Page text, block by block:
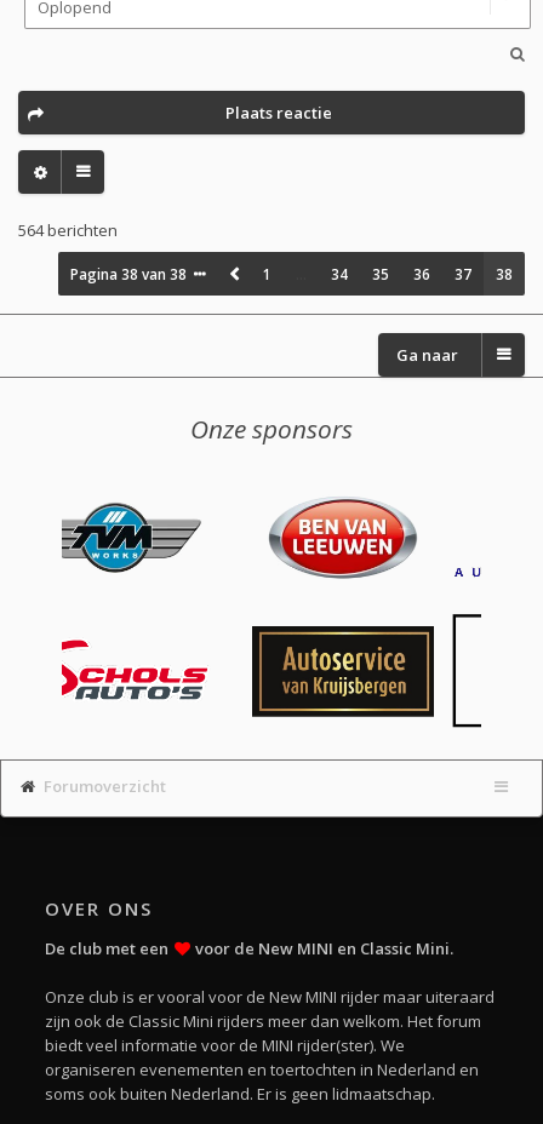
Plaats reactie
564 berichten
Pagina38 van38 1 34 35 36 37 38
Ga naar
Onze sponsors
Forumoverzicht
OVER ONS
De club met een voor de New MINI en Classic Mini.
Onze club is er vooral voor de New MINI rijder maar uiteraard
zijn ook de Classic Mini rijders meer dan welkom. Het forum
biedt veel informatie voor de MINI rijder(ster). We
organiseren evenementen en toertochten in Nederland en
soms ook buiten Nederland. Er is geen lidmaatschap.